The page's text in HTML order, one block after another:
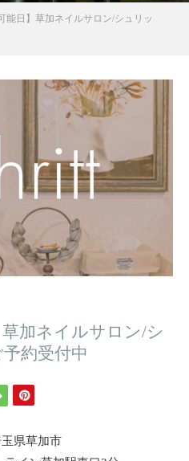
能日】草加ネイルサロン/シュリッ
草加ネイルサロン/シ
約受付中
県草加市